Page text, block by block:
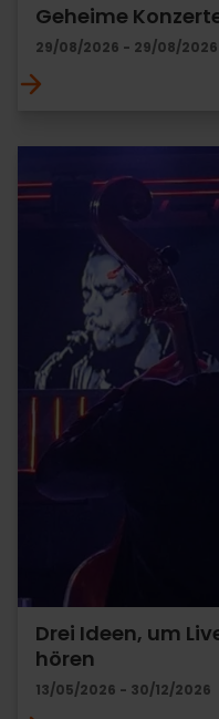
Geheime
29/08/2026 - 29/08/2026
Drei Ideen, um
hören
13/05/2026 - 30/12/2026